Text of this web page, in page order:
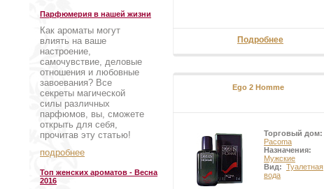
Парфюмерия в нашей жизни
Как ароматы могут
влиять на ваше
настроение,
самочувствие, деловые
отношения и любовные
завоевания? Все
секреты магической
силы различных
парфюмов, вы, сможете
открыть для себя,
прочитав эту статью!
подробнее
Топ женских ароматов - Весна
2016
Подробнее
Ego 2 Homme
Торговый дом:
Pacoma
Назначения:
Мужские
Вид: Туалетная
вода